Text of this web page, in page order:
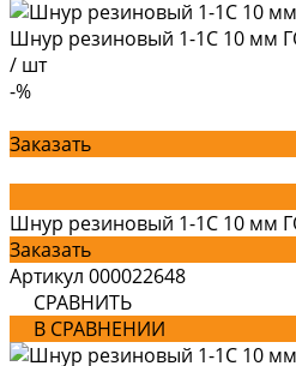
Шнур резиновый 1-1С 10 мм
/ шт
-%
Заказать
Шнур резиновый 1-1С 10 мм
Заказать
Артикул 000022648
СРАВНИТЬ
В СРАВНЕНИИ